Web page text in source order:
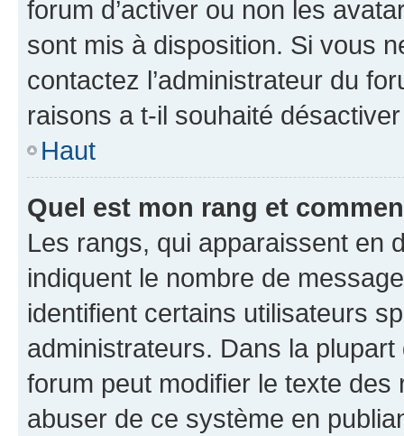
forum d’activer ou non les
sont mis à disposition. Si vous
contactez l’administrateur du
raisons a t-il souhaité
Haut
Quel est mon rang et
Les rangs, qui apparaissent en
indiquent le nombre de
identifient certains utilisateurs
administrateurs. Dans la
forum peut modifier le texte
abuser de ce système en